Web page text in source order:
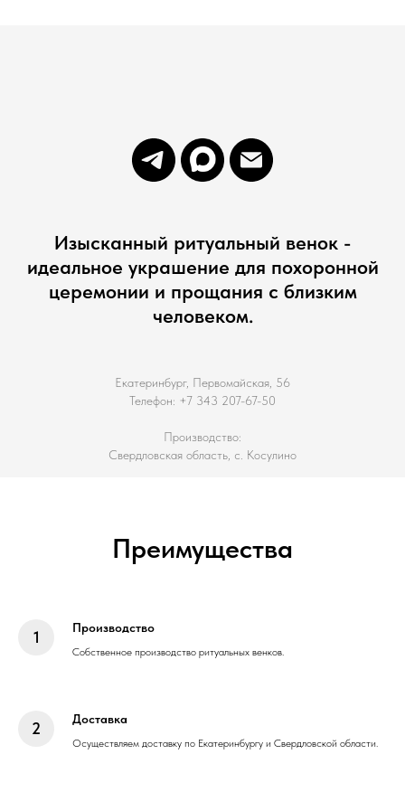
Изысканный ритуальный венок -
идеальное украшение для похоронной
церемонии и прощания с близким
человеком.
Екатеринбург, Первомайская, 56
Телефон: +7 343 207-67-50
Производство:
Свердловская область, с. Косулино
Преимущества
Производство
Собственное производство ритуальных венков.
Доставка
Осуществляем доставку по Екатеринбургу и Свердловской области.